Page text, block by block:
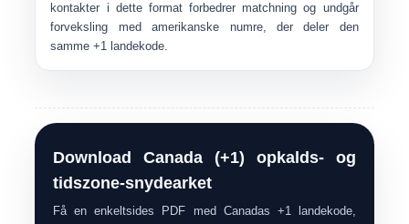
kontakter i dette format forbedrer matchning og undgår
forveksling med amerikanske numre, der deler den
samme +1 landekode.
Download Canada (+1) opkalds- og
tidszone-snydearket
Få en enkeltsides PDF med Canadas +1 landekode,